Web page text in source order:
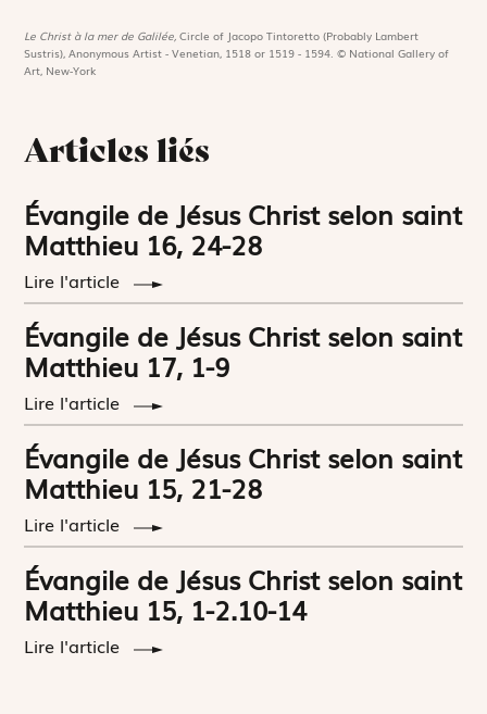
Le Christ à la mer de Galilée,Circle of Jacopo Tintoretto (Probably Lambert
Sustris), Anonymous Artist - Venetian, 1518 or 1519 - 1594. © National Gallery of
Art, New-York
Articles liés
Évangile de Jésus Christ selon saint
Matthieu 16, 24-28
Lire l'article
Évangile de Jésus Christ selon saint
Matthieu 17, 1-9
Lire l'article
Évangile de Jésus Christ selon saint
Matthieu 15, 21-28
Lire l'article
Évangile de Jésus Christ selon saint
Matthieu 15, 1-2.10-14
Lire l'article